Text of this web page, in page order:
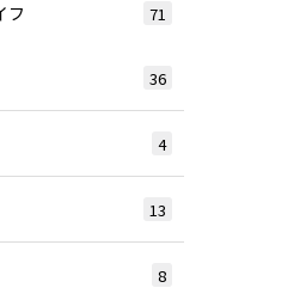
フ 71
36
4
13
8